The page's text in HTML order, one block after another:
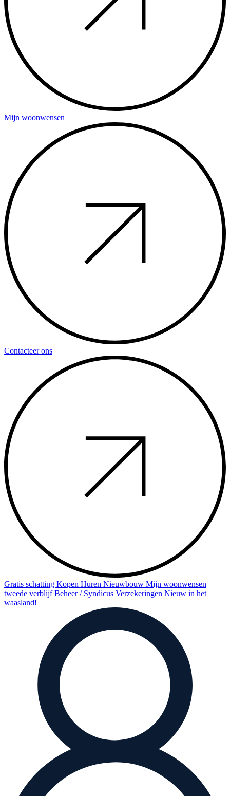
Mijn woonwensen
Contacteer ons
Gratis schatting Kopen Huren Nieuwbouw Mijn woonwensen
tweede verblijfBeheer / Syndicus Verzekeringen Nieuw in het
waasland!